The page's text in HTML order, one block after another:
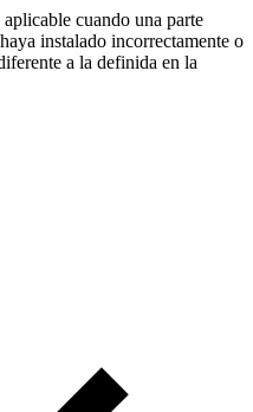
cuando una parte
instalado incorrectamente o
a la definida en la